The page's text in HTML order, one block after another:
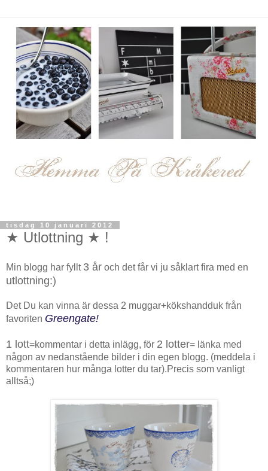
tisdag 10 januari 2012
★ Utlottning ★ !
Min blogg har fyllt 3 år och det får vi ju såklart fira med en
utlottning:)
Det Du kan vinna är dessa 2 muggar+kökshandduk från
favoriten Greengate!
1 lott=kommentar i detta inlägg, för 2 lotter= länka med
någon av nedanstående bilder i din egen blogg. (meddela i
kommentaren hur många lotter du tar).Precis som vanligt
alltså;)